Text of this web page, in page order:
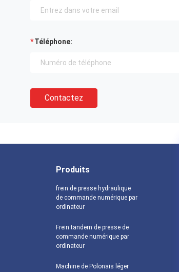
Téléphone:
Contactez
Produits
frein de presse hydraulique
de commande numérique par
ordinateur
Frein tandem de presse de
commande numérique par
ordinateur
Machine de Polonais léger